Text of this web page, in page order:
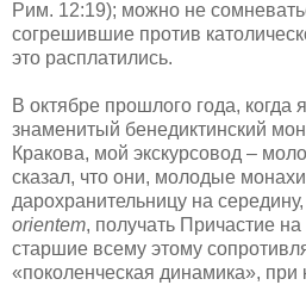
Рим. 12:19); можно не
согрешившие против
это расплатились.
В октябре прошлого года, когда
знаменитый бенедиктинский
Кракова, мой экскурсовод –
сказал, что они, молодые
дарохранительницу на
orientem, получать Причастие
старшие всему этому
«поколенческая динамика»,